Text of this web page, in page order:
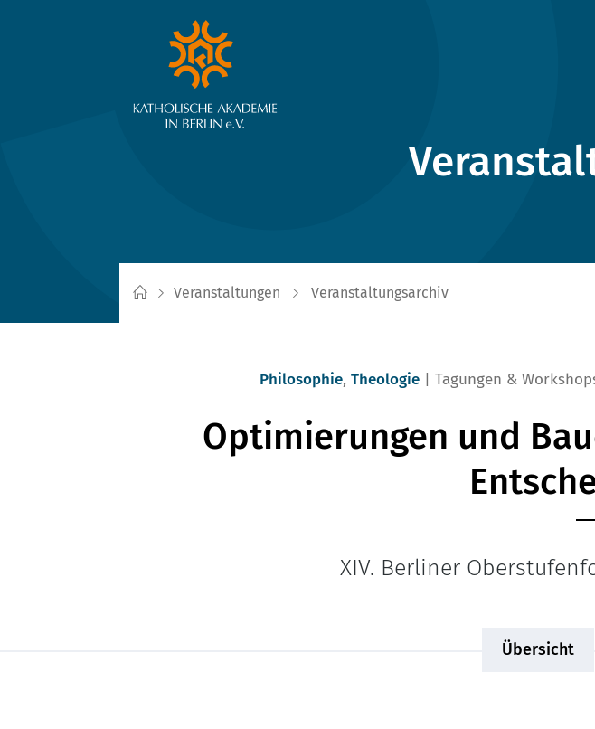
Veranstaltungen Veranstaltungsarchiv
Philosophie, Theologie Tagungen &
Optimierungen und
XIV. Berliner
Übersicht